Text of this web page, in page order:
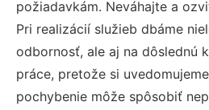
požiadavkám. Neváhajte a
Pri realizácií služieb dbáme
odbornosť, ale aj na dôslednú
práce, pretože si
pochybenie môže spôsobiť